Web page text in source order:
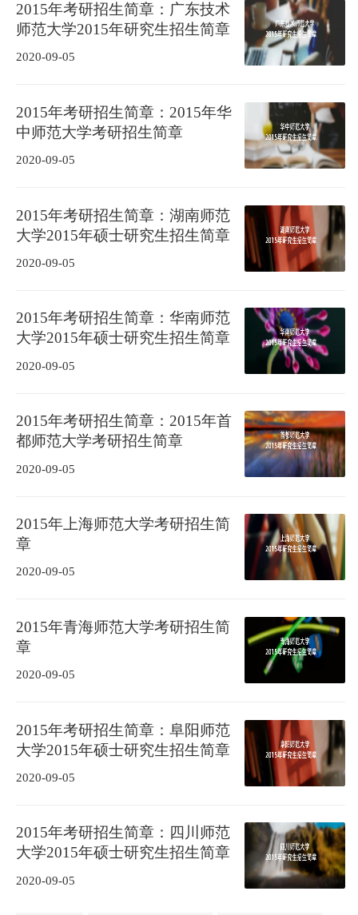
2015年考研招生简章：广东技术
师范大学2015年研究生招生简章
2020-09-05
2015年考研招生简章：2015年华
中师范大学考研招生简章
2020-09-05
2015年考研招生简章：湖南师范
大学2015年硕士研究生招生简章
2020-09-05
2015年考研招生简章：华南师范
大学2015年硕士研究生招生简章
2020-09-05
2015年考研招生简章：2015年首
都师范大学考研招生简章
2020-09-05
2015年上海师范大学考研招生简
章
2020-09-05
2015年青海师范大学考研招生简
章
2020-09-05
2015年考研招生简章：阜阳师范
大学2015年硕士研究生招生简章
2020-09-05
2015年考研招生简章：四川师范
大学2015年硕士研究生招生简章
2020-09-05